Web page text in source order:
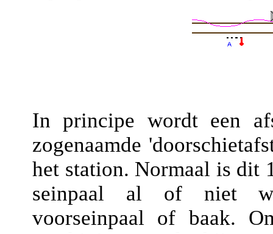
In principe wordt een
zogenaamde
het station. Normaal is dit
seinpaal al of niet
voorseinpaal of baak.